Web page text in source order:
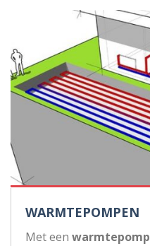
WARMTEPOMPEN
Met een warmtepomp